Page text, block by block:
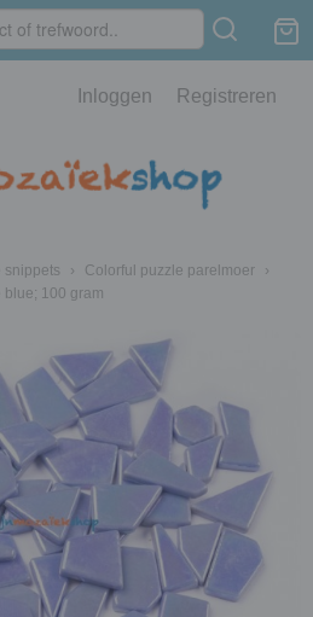
Inloggen Registreren
snippets › Colorful puzzle parelmoer
›
100 gram